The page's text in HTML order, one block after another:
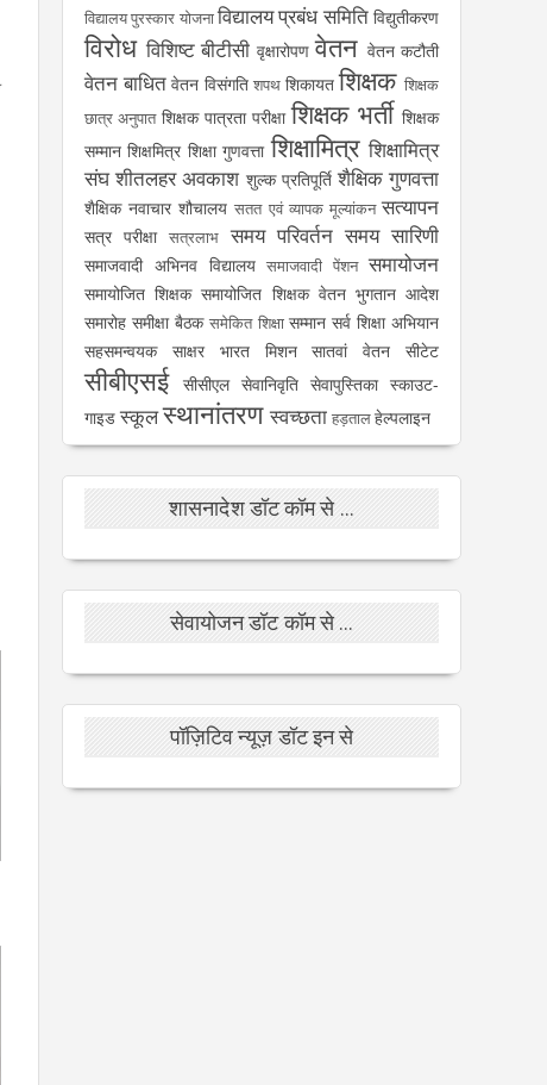
विद्यालय पुरस्कार योजनाविद्यालय प्रबंध समिति विद्युतीकरण
विरोध विशिष्ट बीटीसी वृक्षारोपण वेतन वेतन कटौती
वेतन बाधित वेतन विसंगति शपथ शिकायत शिक्षक शिक्षक
छात्र अनुपात शिक्षक पात्रता परीक्षा शिक्षक भर्ती शिक्षक
सम्मान शिक्षमित्र शिक्षा गुणवत्ता शिक्षामित्र शिक्षामित्र
संघ शीतलहर अवकाश शुल्क प्रतिपूर्ति शैक्षिक गुणवत्ता
शैक्षिक नवाचार शौचालय सतत एवं व्यापक मूल्यांकन सत्यापन
सत्र परीक्षा सत्रलाभ समय परिवर्तन समय सारिणी
समाजवादी अभिनव विद्यालय समाजवादी पेंशन समायोजन
समायोजित शिक्षक समायोजित शिक्षक वेतन भुगतान आदेश
समारोह समीक्षा बैठक समेकित शिक्षा सम्मान सर्व शिक्षा अभियान
सहसमन्वयक
साक्षर भारत मिशन सातवां वेतन सीटेट
सीबीएसई सीसीएल सेवानिवृति सेवापुस्तिका स्काउट-
गाइड स्कूलस्थानांतरण स्वच्छता हड़तालहेल्पलाइन
शासनादेश डॉट कॉम से ...
सेवायोजन डॉट कॉम से ...
पॉज़िटिव न्यूज़ डॉट इन से